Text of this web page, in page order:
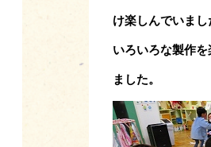
け楽しんでいまし
いろいろな製作
ました。